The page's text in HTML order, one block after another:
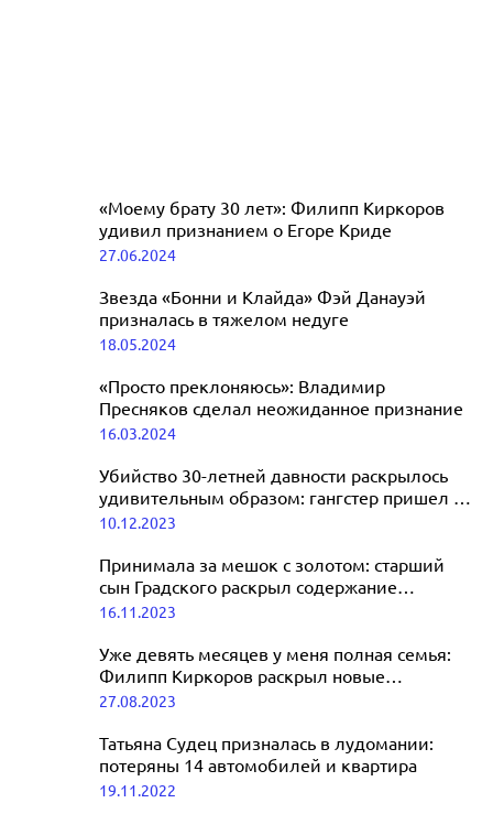
«Моему брату 30 лет»: Филипп Киркоров
удивил признанием о Егоре Криде
27.06.2024
Звезда «Бонни и Клайда» Фэй Данауэй
призналась в тяжелом недуге
18.05.2024
«Просто преклоняюсь»: Владимир
Пресняков сделал неожиданное признание
16.03.2024
Убийство 30-летней давности раскрылось
удивительным образом: гангстер пришел в
ФСБ и признался в преступлении
10.12.2023
Принимала за мешок с золотом: старший
сын Градского раскрыл содержание
дневника Марины Коташенко
16.11.2023
Уже девять месяцев у меня полная семья:
Филипп Киркоров раскрыл новые
подробности личной жизни
27.08.2023
Татьяна Судец призналась в лудомании:
потеряны 14 автомобилей и квартира
19.11.2022